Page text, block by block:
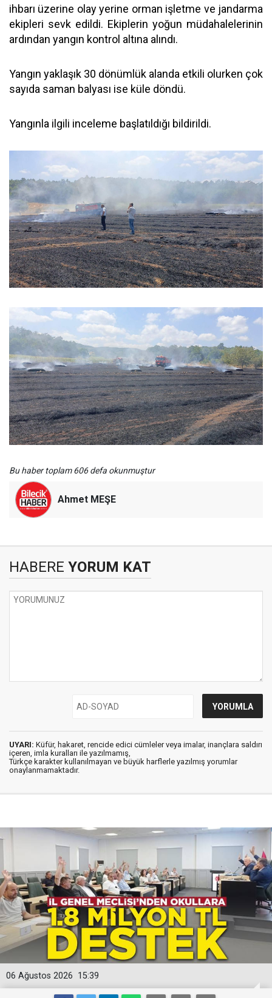
ihbarı üzerine olay yerine orman işletme ve jandarma
ekipleri sevk edildi. Ekiplerin yoğun müdahalelerinin
ardından yangın kontrol altına alındı.
Yangın yaklaşık 30 dönümlük alanda etkili olurken çok
sayıda saman balyası ise küle döndü.
Yangınla ilgili inceleme başlatıldığı bildirildi.
Bu haber toplam 606 defa okunmuştur
Ahmet MEŞE
HABERE YORUM KAT
UYARI: Küfür, hakaret, rencide edici cümleler veya imalar, inançlara saldırı
içeren, imla kuralları ile yazılmamış,
Türkçe karakter kullanılmayan ve büyük harflerle yazılmış yorumlar
onaylanmamaktadır.
15:39
06 Ağustos 2026